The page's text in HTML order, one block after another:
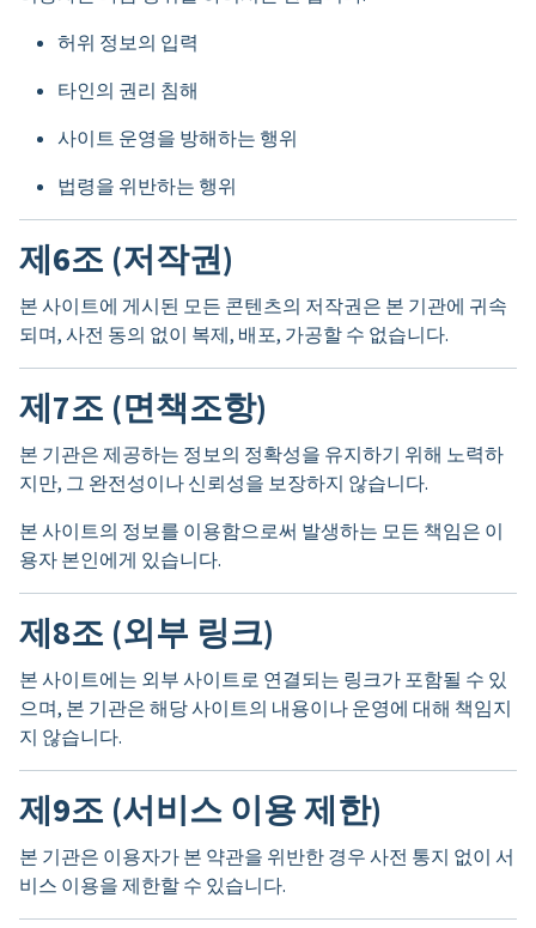
허위 정보의 입력
타인의 권리 침해
사이트 운영을 방해하는 행위
법령을 위반하는 행위
제6조 (저작권)
본 사이트에 게시된 모든 콘텐츠의 저작권은 본 기관에 귀속
되며, 사전 동의 없이 복제, 배포, 가공할 수 없습니다.
제7조 (면책조항)
본 기관은 제공하는 정보의 정확성을 유지하기 위해 노력하
지만, 그 완전성이나 신뢰성을 보장하지 않습니다.
본 사이트의 정보를 이용함으로써 발생하는 모든 책임은 이
용자 본인에게 있습니다.
제8조 (외부 링크)
본 사이트에는 외부 사이트로 연결되는 링크가 포함될 수 있
으며, 본 기관은 해당 사이트의 내용이나 운영에 대해 책임지
지 않습니다.
제9조 (서비스 이용 제한)
본 기관은 이용자가 본 약관을 위반한 경우 사전 통지 없이 서
비스 이용을 제한할 수 있습니다.